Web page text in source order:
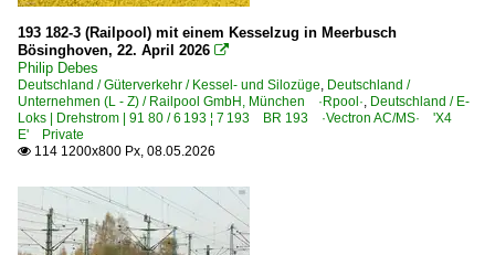
193 182-3 (Railpool) mit einem Kesselzug in Meerbusch
Bösinghoven, 22. April 2026 
Philip Debes
Deutschland / Güterverkehr / Kessel- und Silozüge, Deutschland /
Unternehmen (L - Z) / Railpool GmbH, München ·Rpool·, Deutschland / E-
Loks | Drehstrom | 91 80 / 6 193 ¦ 7 193 BR 193 ·Vectron AC/MS· 'X4
E' Private
 114 1200x800 Px, 08.05.2026